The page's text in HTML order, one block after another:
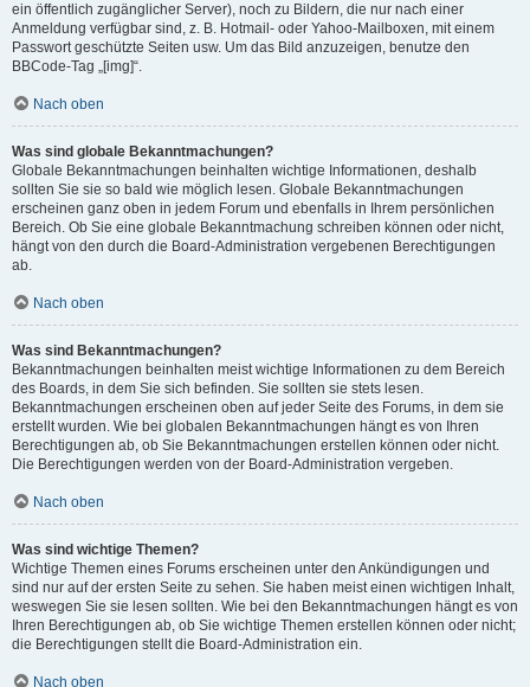
ein öffentlich zugänglicher Server), noch zu Bildern, die nur nach einer
Anmeldung verfügbar sind, z. B. Hotmail- oder Yahoo-Mailboxen, mit einem
Passwort geschützte Seiten usw. Um das Bild anzuzeigen, benutze den
BBCode-Tag „[img]“.
Nach oben
Was sind globale Bekanntmachungen?
Globale Bekanntmachungen beinhalten wichtige Informationen, deshalb
sollten Sie sie so bald wie möglich lesen. Globale Bekanntmachungen
erscheinen ganz oben in jedem Forum und ebenfalls in Ihrem persönlichen
Bereich. Ob Sie eine globale Bekanntmachung schreiben können oder nicht,
hängt von den durch die Board-Administration vergebenen Berechtigungen
ab.
Nach oben
Was sind Bekanntmachungen?
Bekanntmachungen beinhalten meist wichtige Informationen zu dem Bereich
des Boards, in dem Sie sich befinden. Sie sollten sie stets lesen.
Bekanntmachungen erscheinen oben auf jeder Seite des Forums, in dem sie
erstellt wurden. Wie bei globalen Bekanntmachungen hängt es von Ihren
Berechtigungen ab, ob Sie Bekanntmachungen erstellen können oder nicht.
Die Berechtigungen werden von der Board-Administration vergeben.
Nach oben
Was sind wichtige Themen?
Wichtige Themen eines Forums erscheinen unter den Ankündigungen und
sind nur auf der ersten Seite zu sehen. Sie haben meist einen wichtigen Inhalt,
weswegen Sie sie lesen sollten. Wie bei den Bekanntmachungen hängt es von
Ihren Berechtigungen ab, ob Sie wichtige Themen erstellen können oder nicht;
die Berechtigungen stellt die Board-Administration ein.
Nach oben